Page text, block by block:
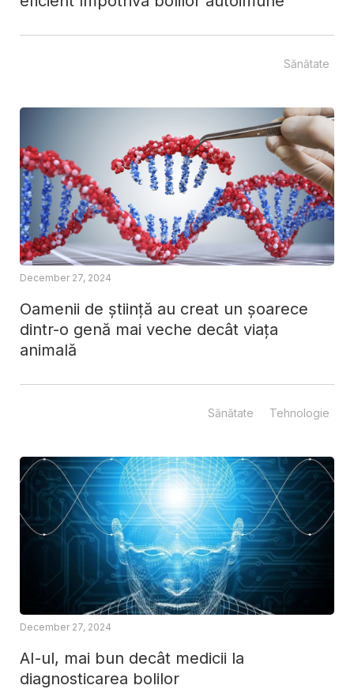
Sănătate
Oamenii de știință au creat un șoarece
dintr-o genă mai veche decât viața
animală
December 27, 2024
Sănătate Tehnologie
AI-ul, mai bun decât medicii la
diagnosticarea bolilor
December 27, 2024